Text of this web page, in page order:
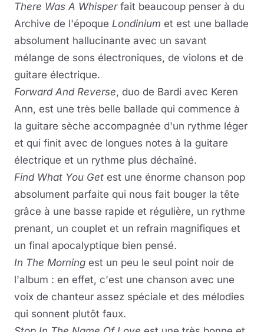
There Was A Whisperfait beaucoup penser à du
Archive de l'époque Londinium et est une ballade
absolument hallucinante avec un savant
mélange de sons électroniques, de violons et de
guitare électrique.
Forward And Reverse, duo de Bardi avec Keren
Ann, est une très belle ballade qui commence à
la guitare sèche accompagnée d'un rythme léger
et qui finit avec de longues notes à la guitare
électrique et un rythme plus déchaîné.
Find What You Get est une énorme chanson pop
absolument parfaite qui nous fait bouger la tête
grâce à une basse rapide et régulière, un rythme
prenant, un couplet et un refrain magnifiques et
un final apocalyptique bien pensé.
In The Morning est un peu le seul point noir de
l'album : en effet, c'est une chanson avec une
voix de chanteur assez spéciale et des mélodies
qui sonnent plutôt faux.